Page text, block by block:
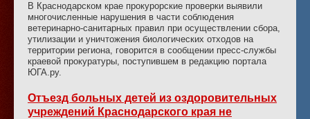
В Краснодарском крае прокурорские проверки выявили
многочисленные нарушения в части соблюдения
ветеринарно-санитарных правил при осуществлении сбора,
утилизации и уничтожения биологических отходов на
территории региона, говорится в сообщении пресс-службы
краевой прокуратуры, поступившем в редакцию портала
ЮГА.ру.
Отъезд больных детей из оздоровительных
учреждений Краснодарского края не